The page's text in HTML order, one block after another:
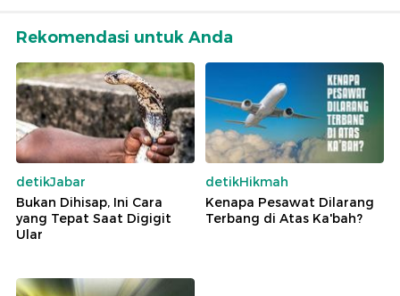
Rekomendasi untuk Anda
detikJabar
Bukan Dihisap, Ini Cara
yang Tepat Saat Digigit
Ular
detikHikmah
Kenapa Pesawat Dilarang
Terbang di Atas Ka'bah?